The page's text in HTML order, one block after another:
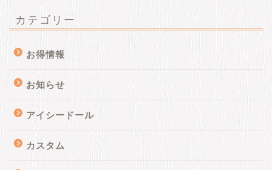
カテゴリー
お得情報
お知らせ
アイシードール
カスタム